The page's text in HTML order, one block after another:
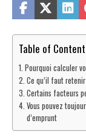
Table of
Pourquoi calculer
Ce qu’il faut
Certains facteurs
Vous pouvez
d’emprunt